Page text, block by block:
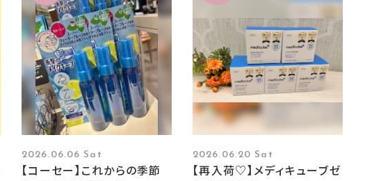
2026.06.06 Sat
【コーセー】これからの季節
2026.06.20 Sat
【再入荷♡】メディキューブゼ